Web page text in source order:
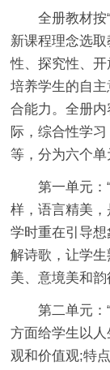
全册教材按
新课程理念选
性、探究性、
培养学生的自
合能力。全册
际，综合性学
等，分为六个单
第一单元：
样，语言精美
学时重在引导
解诗歌，让学
美、意境美和韵
第二单元：
方面给学生以
观和价值观;特